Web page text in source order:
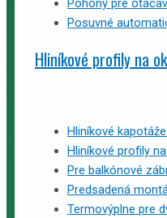
Pohony pre
Posuvné
Hliníkové profily na
Hliníkové
Hliníkové profily
Pre balkónové
Predsadená
Termovýplne pre